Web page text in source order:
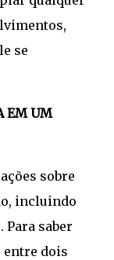
se
EM UM
sobre
incluindo
Para saber
dois